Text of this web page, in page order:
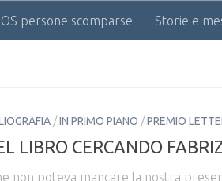
persone scomparse Storie e
/IN PRIMO PIANO /PREMIO
LIBRO CERCANDO
non poteva mancare la nostra